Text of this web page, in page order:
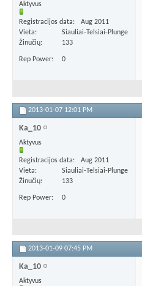
Aktyvus
Registracijos data
Aug 2011
Vieta
Siauliai-Telsiai-Plunge
Žinučių
133
Rep Power 0
2013-01-07 12:01 PM
Ka_10
Aktyvus
Registracijos data
Aug 2011
Vieta
Siauliai-Telsiai-Plunge
Žinučių
133
Rep Power 0
2013-01-09 07:45 PM
Ka_10
Aktyvus